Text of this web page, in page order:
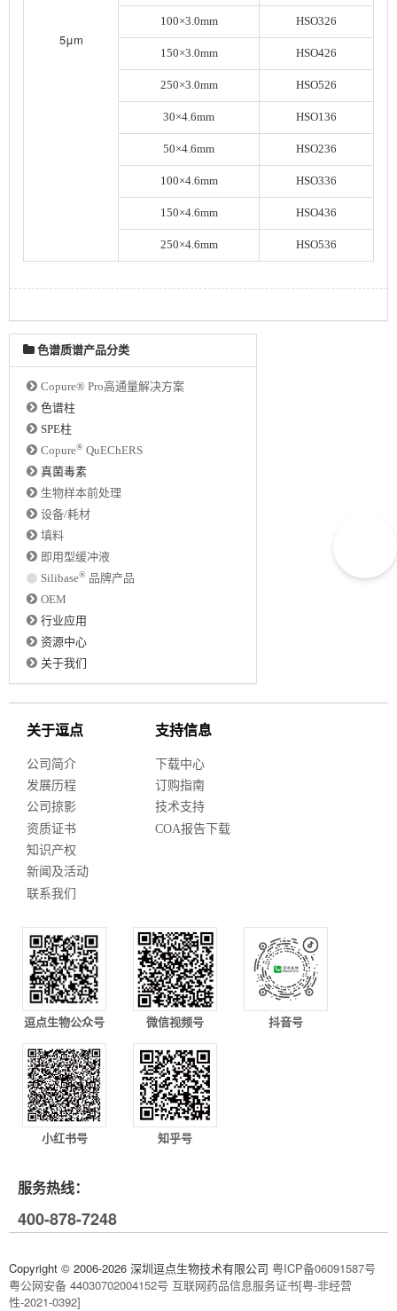
5μm
100×3.0mm HSO326
150×3.0mm HSO426
250×3.0mm HSO526
30×4.6mm HSO136
50×4.6mm HSO236
100×4.6mm HSO336
150×4.6mm HSO436
250×4.6mm HSO536
色谱质谱产品分类
Copure® Pro高通量解决方案
色谱柱
SPE柱
Copure® QuEChERS
真菌毒素
生物样本前处理
设备/耗材
填料
即用型缓冲液
Silibase® 品牌产品
OEM
行业应用
资源中心
关于我们
关于逗点
公司简介
发展历程
公司掠影
资质证书
知识产权
新闻及活动
联系我们
支持信息
下载中心
订购指南
技术支持
COA报告下载
逗点生物公众号 微信视频号 抖音号
小红书号 知乎号
服务热线：
400-878-7248
Copyright © 2006-2026 深圳逗点生物技术有限公司 粤ICP备06091587号
粤公网安备 44030702004152号 互联网药品信息服务证书[粤-非经营
性-2021-0392]